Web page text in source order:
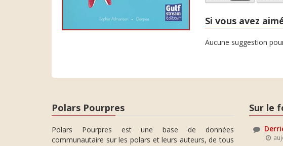
Si vous avez
Aucune suggestion
Polars Pourpres
Polars Pourpres est une base de données
communautaire sur les polars et leurs auteurs, de tous
Sur le